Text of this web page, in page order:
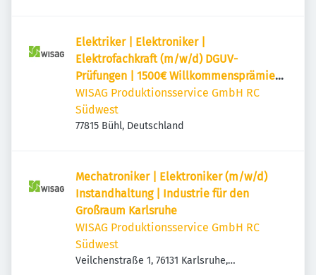
Elektriker | Elektroniker |
Elektrofachkraft (m/w/d) DGUV-
Prüfungen | 1500€ Willkommensprämie* |
in Bühl
WISAG Produktionsservice GmbH RC
Südwest
77815 Bühl, Deutschland
Mechatroniker | Elektroniker (m/w/d)
Instandhaltung | Industrie für den
Großraum Karlsruhe
WISAG Produktionsservice GmbH RC
Südwest
Veilchenstraße 1, 76131 Karlsruhe,